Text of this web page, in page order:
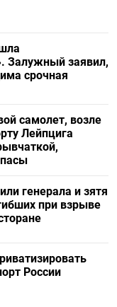
Залужный заявил,
срочная
самолет, возле
Лейпцига
генерала и зятя
при взрыве
России